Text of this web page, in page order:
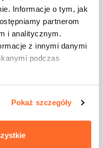
Informacje o tym, jak
partnerom
i analitycznym.
z innymi danymi
podczas
Pokaż szczegóły